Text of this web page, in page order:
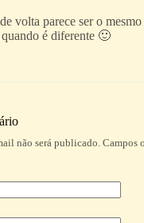
volta parece ser o
é diferente 🙂
não será publicado. Campos